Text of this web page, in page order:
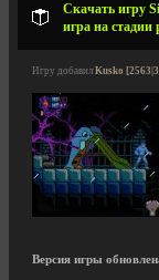
Скачать игру
игра на стадии
Игру добавил Kusko
Версия игры